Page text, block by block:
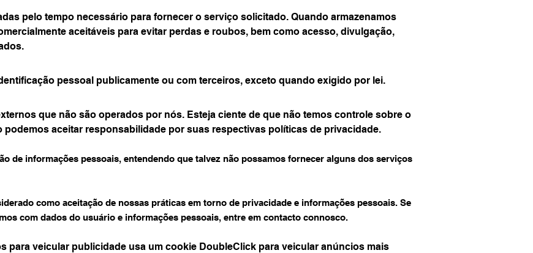
pelo tempo necessário para fornecer o serviço solicitado. Quando armazenamos
aceitáveis ​​para evitar perdas e roubos, bem como acesso, divulgação,
pessoal publicamente ou com terceiros, exceto quando exigido por lei.
que não são operados por nós. Esteja ciente de que não temos controle sobre o
aceitar responsabilidade por suas respectivas políticas de privacidade.
de informações pessoais, entendendo que talvez não possamos fornecer alguns dos serviços
como aceitação de nossas práticas em torno de privacidade e informações pessoais. Se
com dados do usuário e informações pessoais, entre em contacto connosco.
para veicular publicidade usa um cookie DoubleClick para veicular anúncios mais